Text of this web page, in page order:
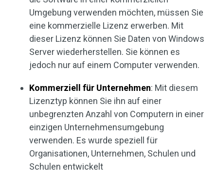
Umgebung verwenden möchten, müssen Sie
eine kommerzielle Lizenz erwerben. Mit
dieser Lizenz können Sie Daten von Windows
Server wiederherstellen. Sie können es
jedoch nur auf einem Computer verwenden.
Kommerziell für Unternehmen: Mit diesem
Lizenztyp können Sie ihn auf einer
unbegrenzten Anzahl von Computern in einer
einzigen Unternehmensumgebung
verwenden. Es wurde speziell für
Organisationen, Unternehmen, Schulen und
Schulen entwickelt